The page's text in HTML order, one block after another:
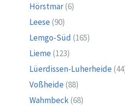
Hörstmar(6)
Leese (90)
Lemgo-Süd (165)
Lieme (123)
Lüerdissen-Luherheide
Voßheide (88)
Wahmbeck(68)